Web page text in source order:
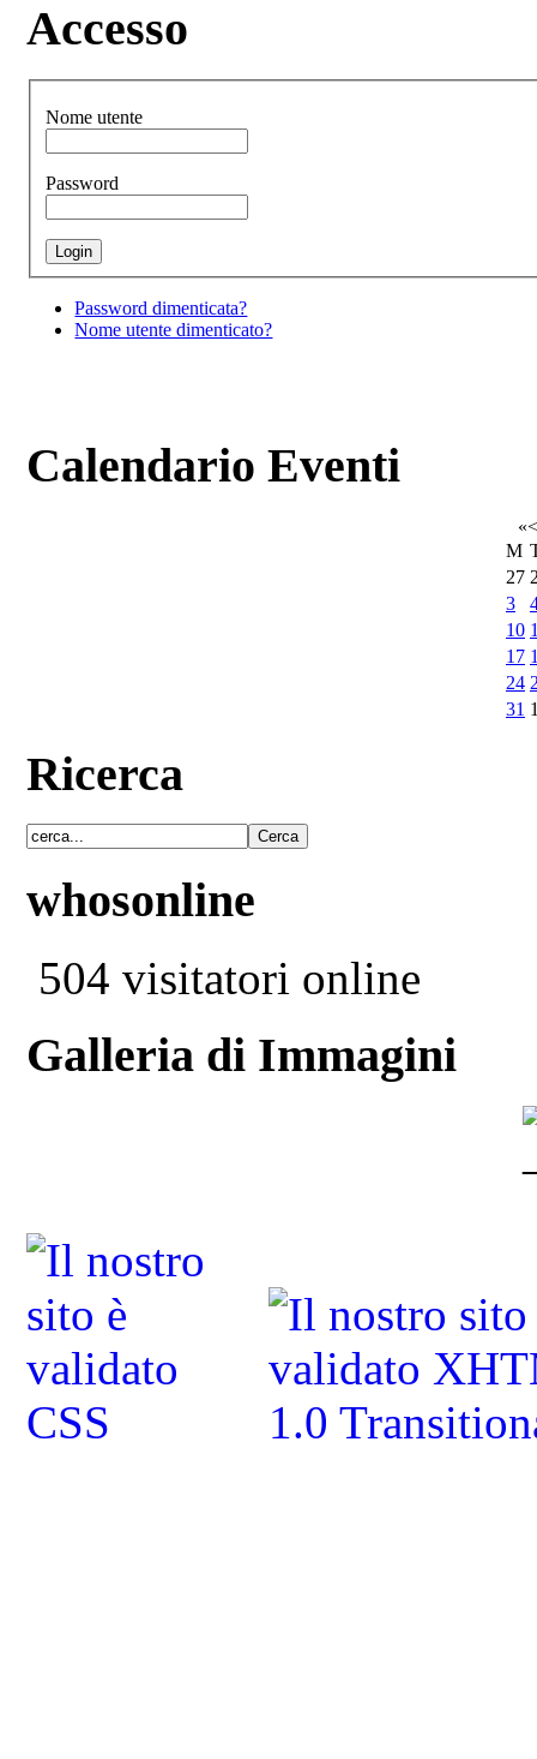
Accesso
Nome utente
Password
Password dimenticata?
Nome utente dimenticato?
Calendario Eventi
«<
M
27
3
10
17
24
31
Ricerca
whosonline
504 visitatori online
Galleria di Immagini